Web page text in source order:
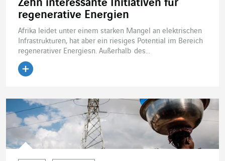
Zehn interessante Initiativen für
regenerative Energien
Afrika leidet unter einem starken Mangel an elektrischen
Infrastrukturen, hat aber ein riesiges Potential im Bereich
regenerativer Energiesn. Außerhalb des...